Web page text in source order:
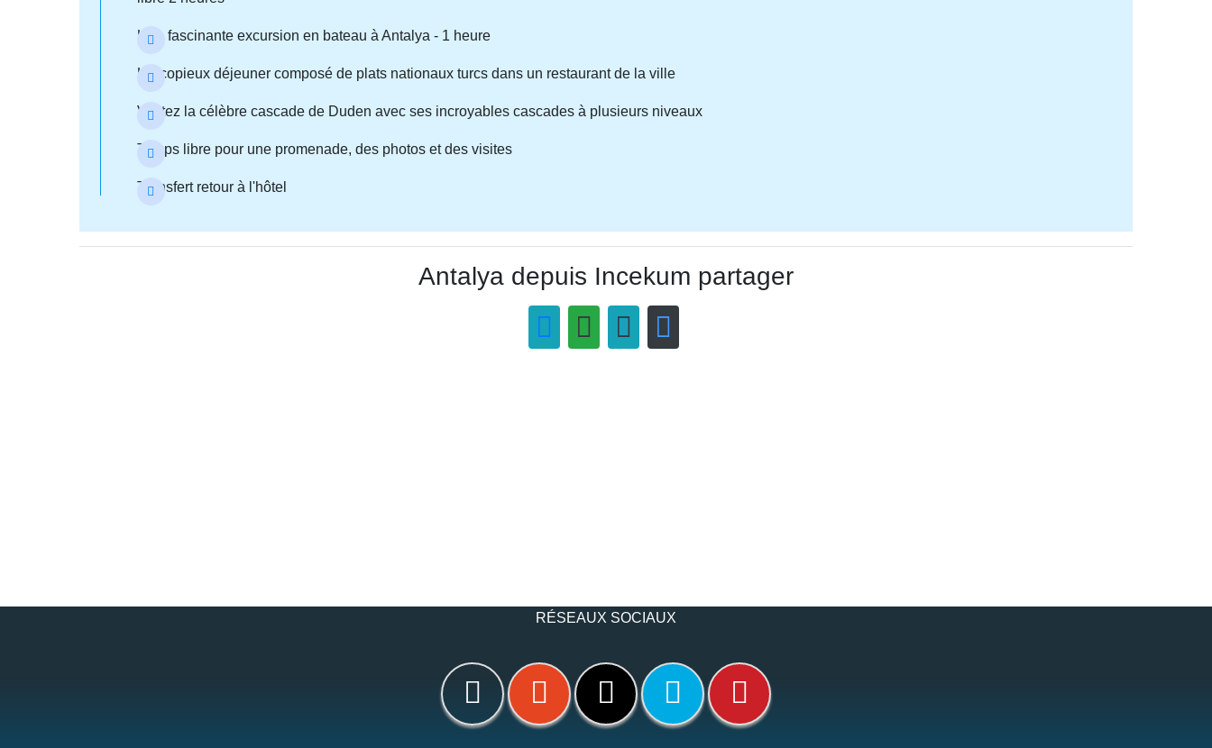
Une fascinante excursion en bateau à Antalya - 1 heure
Un copieux déjeuner composé de plats nationaux turcs dans un restaurant de la ville
Visitez la célèbre cascade de Duden avec ses incroyables cascades à plusieurs niveaux
Temps libre pour une promenade, des photos et des visites
Transfert retour à l'hôtel
Antalya depuis Incekum partager
RÉSEAUX SOCIAUX